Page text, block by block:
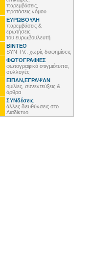
παρεμβάσεις,
προτάσεις νόμου
ΕΥΡΩΒΟΥΛΗ
παρεμβάσεις &
ερωτήσεις
του ευρωβουλευτή
ΒΙΝΤΕΟ
SYN TV.. χωρίς διαφημίσεις
ΦΩΤΟΓΡΑΦΙΕΣ
φωτογραφικά στιγμιότυπα,
συλλογές
ΕΙΠΑΝ,ΕΓΡΑΨΑΝ
ομιλίες, συνεντεύξεις &
άρθρα
ΣΥΝδέσεις
άλλες διευθύνσεις στο
Διαδίκτυο